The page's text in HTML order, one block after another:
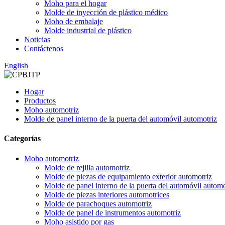
Moho para el hogar
Molde de inyección de plástico médico
Moho de embalaje
Molde industrial de plástico
Noticias
Contáctenos
English
Hogar
Productos
Moho automotriz
Molde de panel interno de la puerta del automóvil automotriz
Categorías
Moho automotriz
Molde de rejilla automotriz
Molde de piezas de equipamiento exterior automotriz
Molde de panel interno de la puerta del automóvil
Molde de piezas interiores automotrices
Molde de parachoques automotriz
Molde de panel de instrumentos automotriz
Moho asistido por gas